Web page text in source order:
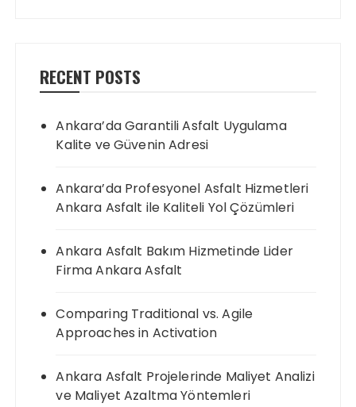
RECENT POSTS
Ankara’da Garantili Asfalt Uygulama
Kalite ve Güvenin Adresi
Ankara’da Profesyonel Asfalt Hizmetleri
Ankara Asfalt ile Kaliteli Yol Çözümleri
Ankara Asfalt Bakım Hizmetinde Lider
Firma Ankara Asfalt
Comparing Traditional vs. Agile
Approaches in Activation
Ankara Asfalt Projelerinde Maliyet Analizi
ve Maliyet Azaltma Yöntemleri